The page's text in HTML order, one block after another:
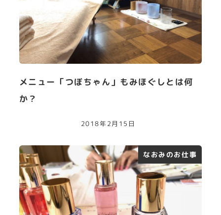
メニュー「つぼちゃん」もみほぐしとは何
か？
2018年2月15日
なおみのお仕事